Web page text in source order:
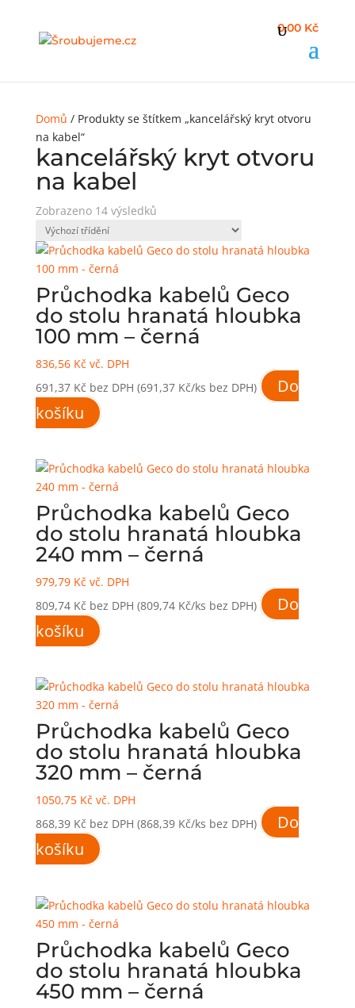
0,00 Kč
Domů / Produkty se štítkem „kancelářský kryt otvoru
na kabel“
kancelářský kryt otvoru
na kabel
Zobrazeno 14 výsledků
Průchodka kabelů Geco
do stolu hranatá hloubka
100 mm – černá
836,56 Kč vč. DPH
691,37 Kč bez DPH (691,37 Kč/ks bez DPH)
Do
košíku
Průchodka kabelů Geco
do stolu hranatá hloubka
240 mm – černá
979,79 Kč vč. DPH
809,74 Kč bez DPH (809,74 Kč/ks bez DPH)
Do
košíku
Průchodka kabelů Geco
do stolu hranatá hloubka
320 mm – černá
1050,75 Kč vč. DPH
868,39 Kč bez DPH (868,39 Kč/ks bez DPH)
Do
košíku
Průchodka kabelů Geco
do stolu hranatá hloubka
450 mm – černá